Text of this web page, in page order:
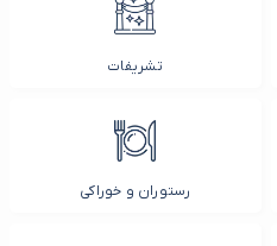
تشریفات
رستوران و خوراکی